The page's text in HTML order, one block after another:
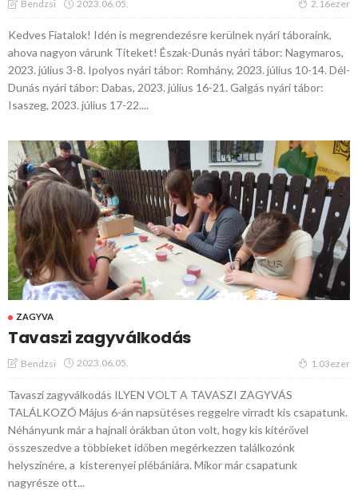
Bendzsi 2023.06.05. 2.16ezer
Kedves Fiatalok! Idén is megrendezésre kerülnek nyári táboraink,
ahova nagyon várunk Titeket! Észak-Dunás nyári tábor: Nagymaros,
2023. július 3-8. Ipolyos nyári tábor: Romhány, 2023. július 10-14. Dél-
Dunás nyári tábor: Dabas, 2023. július 16-21. Galgás nyári tábor:
Isaszeg, 2023. július 17-22....
ZAGYVA
Tavaszi zagyválkodás
Bendzsi 2023.06.05. 1.03ezer
Tavaszi zagyválkodás ILYEN VOLT A TAVASZI ZAGYVÁS
TALÁLKOZÓ Május 6-án napsütéses reggelre virradt kis csapatunk.
Néhányunk már a hajnali órákban úton volt, hogy kis kitérővel
összeszedve a többieket időben megérkezzen találkozónk
helyszínére, a kisterenyei plébániára. Mikor már csapatunk
nagyrésze ott...